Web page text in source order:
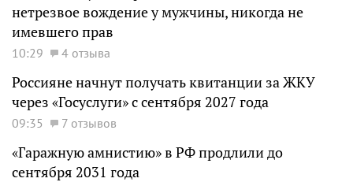
нетрезвое вождение у мужчины, никогда не
имевшего прав
10:29 4 отзыва
Россияне начнут получать квитанции за ЖКУ
через «Госуслуги» с сентября 2027 года
09:35 7 отзывов
«Гаражную амнистию» в РФ продлили до
сентября 2031 года